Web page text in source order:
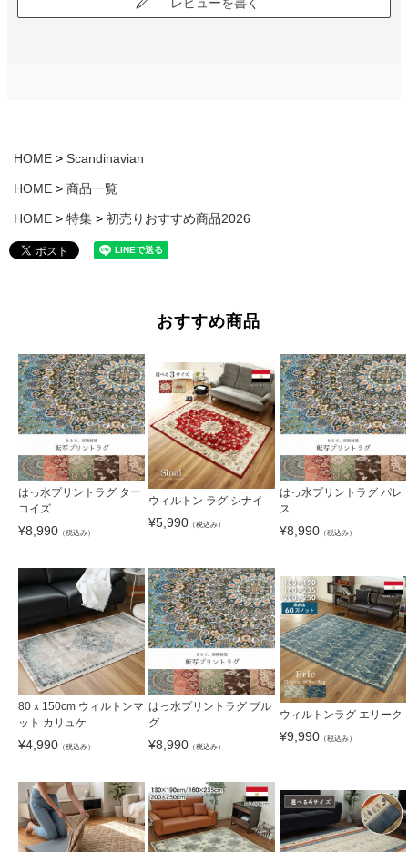
HOME Scandinavian
HOME 商品一覧
HOME 特集 初売りおすすめ商品2026
おすすめ商品
はっ水プリントラグ ター
コイズ
¥8,990 （税込み）
ウィルトン ラグ シナイ
¥5,990 （税込み）
はっ水プリントラグ パレ
ス
¥8,990（税込み）
80ｘ150cm ウィルトンマ
ット カリュケ
¥4,990 （税込み）
はっ水プリントラグ ブル
グ
¥8,990 （税込み）
ウィルトンラグ エリーク
¥9,990（税込み）